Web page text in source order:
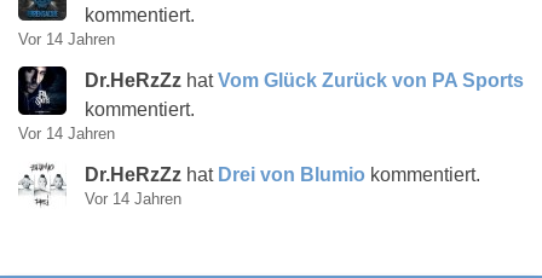
kommentiert.
Vor 14 Jahren
Dr.HeRzZz hatVom Glück Zurück von PA Sports
kommentiert.
Vor 14 Jahren
Dr.HeRzZz hat Drei von Blumio kommentiert.
Vor 14 Jahren